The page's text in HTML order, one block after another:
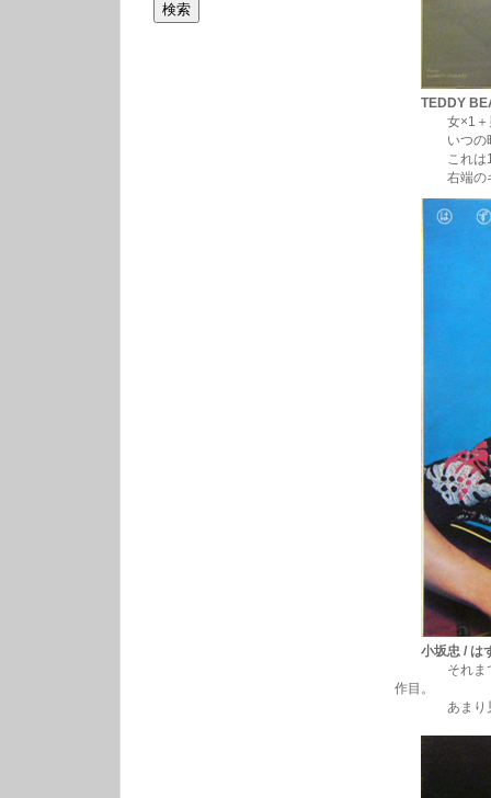
TEDDY
女×1＋男
いつの時代
これは1959
右端のギョ
小坂忠 / は
それまでの
作目。
あまり見か